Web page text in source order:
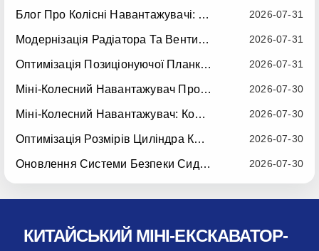
2026-07-31
Блог Про Колісні Навантажувачі: Повний Посібник З Колісних Навантажувачів Для Будівництва, Сільського Господарства Та Перевантаження Вантажів
2026-07-31
Модернізація Радіатора Та Вентилятора RIPPA RS06-3 — Набирає Чинності 10 Липня 2026 Року
2026-07-31
Оптимізація Позиціонуючої Планки Для Зварювання Стріли RIPPA RS06-3 — Набирає Чинності 15 Липня 2026 Року
2026-07-30
Міні-Колесний Навантажувач Проти Міні-Навантажувача З Боковим Поворотом: Яка Компактна Машина Краще Підійде Для Вашого Бізнесу?
2026-07-30
Міні-Колесний Навантажувач: Компактне Рішення Для Ефективного Переміщення Матеріалів
2026-07-30
Оптимізація Розмірів Циліндра Ковша RIPPA R10 — Набирає Чинності 15 Липня 2026 Року
2026-07-30
Оновлення Системи Безпеки Сидінь RIPPA R10/R06 — Набирає Чинності 22 Липня 2026 Року
КИТАЙСЬКИЙ МІНІ-ЕКСКАВАТОР-